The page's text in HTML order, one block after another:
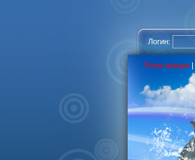
Логин:
Регистрация |